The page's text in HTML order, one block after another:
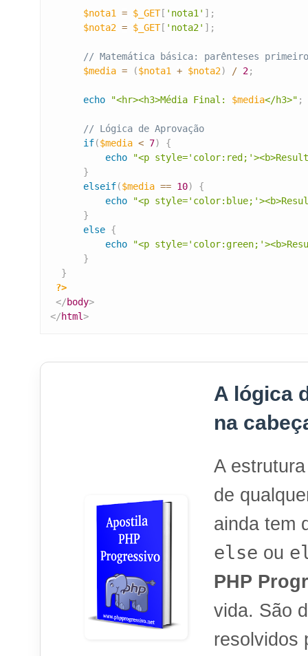
$nota1 = $_GET[ 'nota1' ] ;
$nota2 = $_GET[ 'nota2' ] ;
// Matemática básica: parênteses
$media = ($nota1 + $nota2) / 2;
echo "<hr><h3>Média Final: $media</h3>" ;
// Lógica de Aprovação
if($media < 7)
{
echo
"<p
}
elseif($media == 10)
{
echo
"<p
}
else {
echo
"<p
}
}
?>
</body>
</html>
A lógica
na
A
de
ainda tem
else ou
PHP
vida. São
resolvidos